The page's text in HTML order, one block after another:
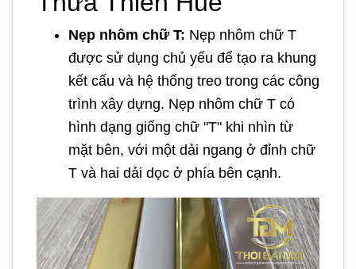
Nẹp nhôm chữ T: Nẹp nhôm chữ T
được sử dụng chủ yếu để tạo ra khung
kết cấu và hệ thống treo trong các công
trình xây dựng. Nẹp nhôm chữ T có
hình dạng giống chữ "T" khi nhìn từ
mặt bên, với một dải ngang ở đỉnh chữ
T và hai dải dọc ở phía bên cạnh.